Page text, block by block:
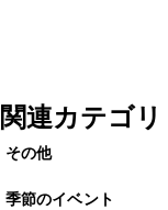
関連カテゴリ
その他
季節のイベント